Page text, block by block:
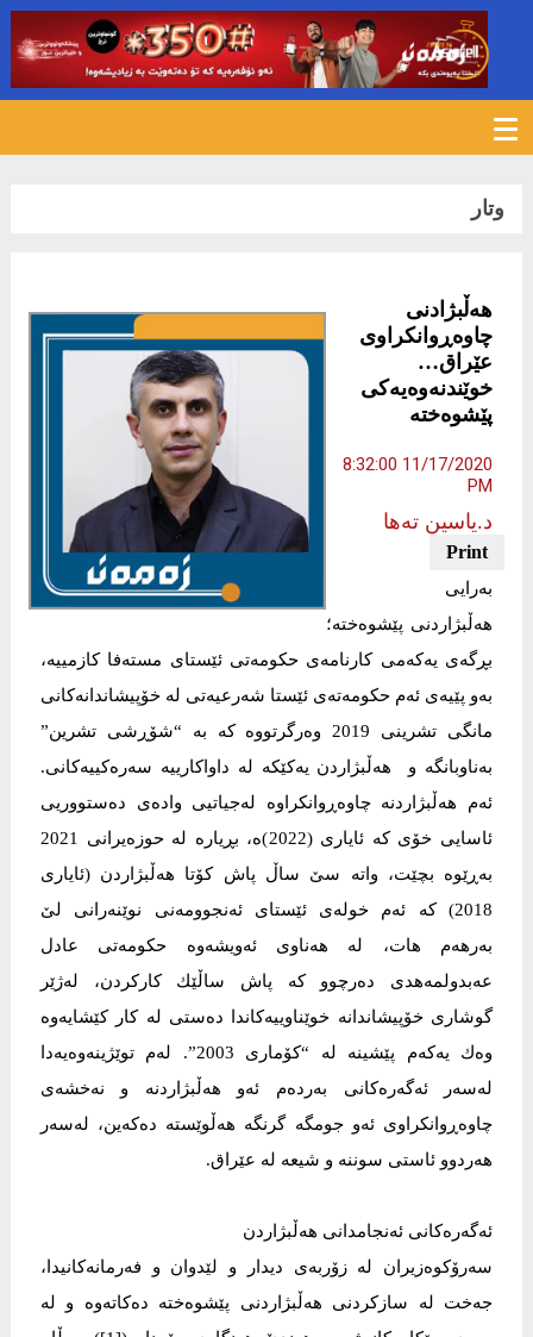
وتار
هەڵبژادنی
چاوەڕوانكراوی
عێراق…
خوێندنەوەیەكی
پێشوەختە
11/17/2020 8:32:00
PM
د.یاسین تەها
بەرایی
هەڵبژاردنی پێشوەختە؛
بڕگەی یەكەمی كارنامەی حكومەتی ئێستای مستەفا كازمییە،
بەو پێیەی ئەم حكومەتەی ئێستا شەرعیەتی لە خۆپیشاندانەكانی
مانگی تشرینی 2019 وەرگرتووە كە بە “شۆڕشی تشرین”
بەناوبانگە و هەڵبژاردن یەكێكە لە داواكارییە سەرەكییەكانی.
ئەم هەڵبژاردنە چاوەڕوانكراوە لەجیاتیی وادەی دەستووریی
ئاسایی خۆی كە ئایاری (2022)ە، بڕیارە لە حوزەیرانی 2021
بەڕێوە بچێت، واتە سێ ساڵ پاش كۆتا هەڵبژاردن (ئایاری
2018) كە ئەم خولەی ئێستای ئەنجوومەنی نوێنەرانی لێ
بەرهەم هات، لە هەناوی ئەویشەوە حكومەتی عادل
عەبدولمەهدی دەرچوو كە پاش ساڵێك كاركردن، لەژێر
گوشاری خۆپیشاندانە خوێناوییەكاندا دەستی لە كار كێشایەوە
وەك یەكەم پێشینە لە “كۆماری 2003”. لەم توێژینەوەیەدا
لەسەر ئەگەرەكانی بەردەم ئەو هەڵبژاردنە و نەخشەی
چاوەڕوانكراوی ئەو جومگە گرنگە هەڵوێستە دەكەین، لەسەر
هەردوو ئاستی سوننە و شیعە لە عێراق.
ئەگەرەكانی ئەنجامدانی هەڵبژاردن
سەرۆكوەزیران لە زۆربەی دیدار و لێدوان و فەرمانەكانیدا،
جەخت لە سازكردنی هەڵبژاردنی پێشوەختە دەكاتەوە و لە